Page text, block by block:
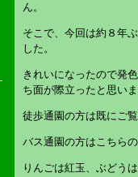
ん。
そこで、今回は約８年
した。
きれいになったので発
ち面が際立ったと思い
徒歩通園の方は既にご
バス通園の方はこちら
りんごは紅玉、ぶどう